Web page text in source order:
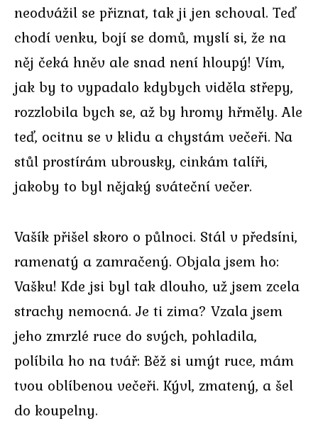
neodvážil se přiznat, tak ji jen schoval. Teď
chodí venku, bojí se domů, myslí si, že na
něj čeká hněv ale snad není hloupý! Vím,
jak by to vypadalo kdybych viděla střepy,
rozzlobila bych se, až by hromy hřměly. Ale
teď, ocitnu se v klidu a chystám večeři. Na
stůl prostírám ubrousky, cinkám talíři,
jakoby to byl nějaký sváteční večer.
Vašík přišel skoro o půlnoci. Stál v předsíni,
ramenatý a zamračený. Objala jsem ho:
Vašku! Kde jsi byl tak dlouho, už jsem zcela
strachy nemocná. Je ti zima? Vzala jsem
jeho zmrzlé ruce do svých, pohladila,
políbila ho na tvář: Běž si umýt ruce, mám
tvou oblíbenou večeři. Kývl, zmatený, a šel
do koupelny.